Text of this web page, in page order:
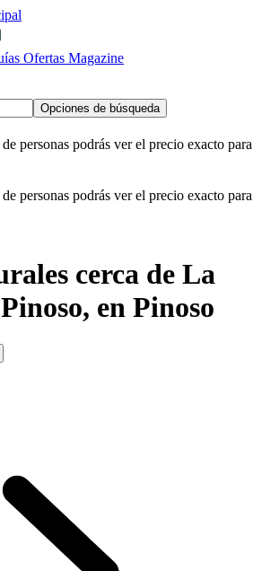
Ofertas Magazine
Opciones de búsqueda
personas podrás ver el precio exacto para
personas podrás ver el precio exacto para
cerca de La
en Pinoso